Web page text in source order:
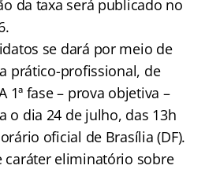
da taxa será publicado no
se dará por meio de
prático-profissional, de
1ª fase – prova objetiva –
o dia 24 de julho, das 13h
oficial de Brasília (DF).
caráter eliminatório sobre